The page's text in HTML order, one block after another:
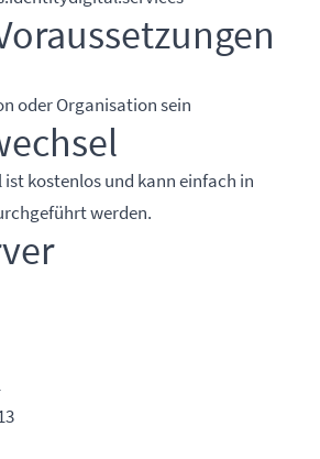
oder Organisation sein
ist kostenlos und kann einfach in
werden.